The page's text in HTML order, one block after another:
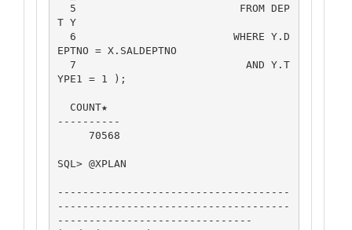
T Y
EPTNO = X.SALDEPTNO
YPE1 = 1 );
----------
SQL> @XPLAN
-------------------------------------
-------------------------------------
-------------------------------